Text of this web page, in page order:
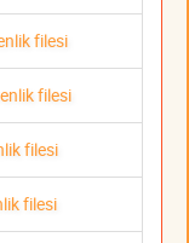
filesi
filesi
filesi
filesi